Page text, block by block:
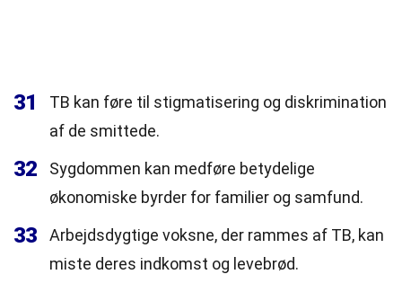
31
TB kan føre til stigmatisering og diskrimination
af de smittede.
32
Sygdommen kan medføre betydelige
økonomiske byrder for familier og samfund.
33
Arbejdsdygtige voksne, der rammes af TB, kan
miste deres indkomst og levebrød.